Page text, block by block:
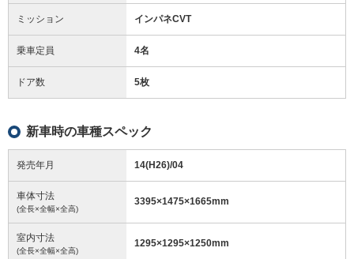
ミッション インパネCVT
乗車定員 4名
ドア数 5枚
新車時の車種スペック
発売年月 14(H26)/04
車体寸法
(全長×全幅×全高)
3395×1475×1665mm
室内寸法
(全長×全幅×全高)
1295×1295×1250mm